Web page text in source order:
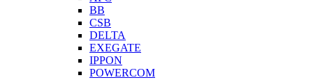
BB
CSB
DELTA
EXEGATE
IPPON
POWERCOM